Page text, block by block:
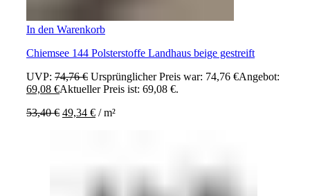
In den Warenkorb
Chiemsee 144 Polsterstoffe Landhaus beige gestreift
UVP: 74,76€ Ursprünglicher Preis war: 74,76 €Angebot:
69,08 €Aktueller Preis ist: 69,08 €.
53,40€ 49,34 € /m²